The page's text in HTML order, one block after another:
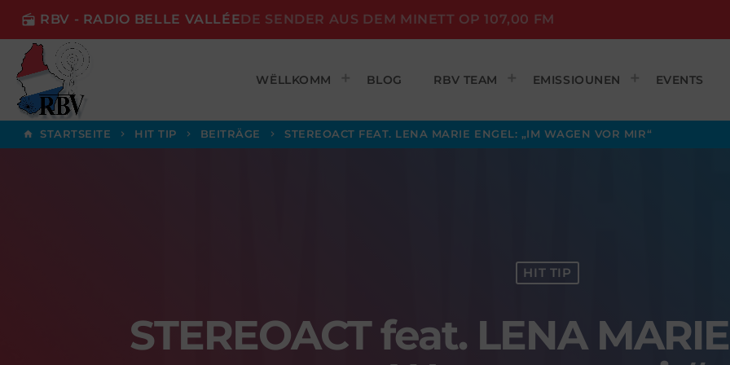
radio RBV - RADIO BELLE VALLÉEDE SENDER AUS DEM MINETT OP 107,00 FM
WËLLKOMM BLOG RBV TEAM EMISSIOUNEN EVENTS
home STARTSEITE keyboard_arrow_right HIT TIP keyboard_arrow_right BEITRÄGE keyboard_arrow_right STEREOACT FEAT. LENA MARIE ENGEL: „IM WAGEN VOR MIR“
HIT TIP
STEREOACT feat. LENA